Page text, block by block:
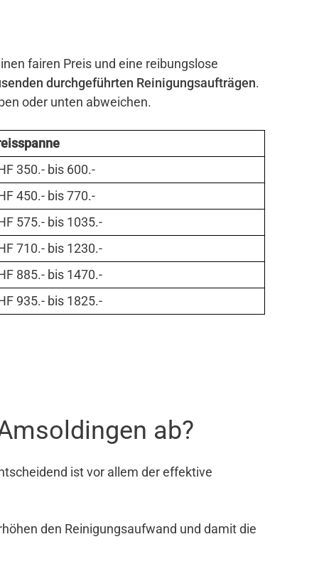
fairen Preis und eine reibungslose
durchgeführten Reinigungsaufträgen.
oder unten abweichen.
350.- bis 600.-
450.- bis 770.-
575.- bis 1035.-
710.- bis 1230.-
885.- bis 1470.-
935.- bis 1825.-
ab?
ist vor allem der effektive
den Reinigungsaufwand und damit die